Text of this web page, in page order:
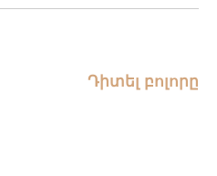
Դիտել բոլորը